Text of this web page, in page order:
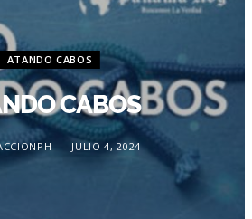
)
ATANDO CABOS
CABOS
JULIO 4, 2024